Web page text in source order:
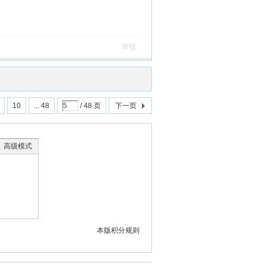
举报
10 ... 48 / 48 页 下一页
高级模式
本版积分规则